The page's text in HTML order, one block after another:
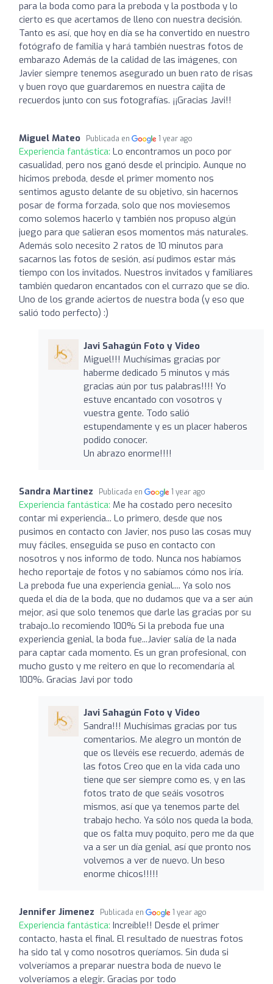
para la boda como para la preboda y la postboda y lo
cierto es que acertamos de lleno con nuestra decisión.
Tanto es así, que hoy en día se ha convertido en nuestro
fotógrafo de familia y hará también nuestras fotos de
embarazo Además de la calidad de las imágenes, con
Javier siempre tenemos asegurado un buen rato de risas
y buen royo que guardaremos en nuestra cajita de
recuerdos junto con sus fotografías. ¡¡Gracias Javi!!
Miguel Mateo Publicada en 1 year ago
Experiencia fantástica: Lo encontramos un poco por
casualidad, pero nos ganó desde el principio. Aunque no
hicimos preboda, desde el primer momento nos
sentimos agusto delante de su objetivo, sin hacernos
posar de forma forzada, solo que nos moviesemos
como solemos hacerlo y también nos propuso algún
juego para que salieran esos momentos más naturales.
Además solo necesito 2 ratos de 10 minutos para
sacarnos las fotos de sesión, así pudimos estar más
tiempo con los invitados. Nuestros invitados y familiares
también quedaron encantados con el currazo que se dio.
Uno de los grande aciertos de nuestra boda (y eso que
salió todo perfecto) :)
Javi Sahagún Foto y Video
Miguel!!! Muchísimas gracias por
haberme dedicado 5 minutos y más
gracias aún por tus palabras!!!! Yo
estuve encantado con vosotros y
vuestra gente. Todo salió
estupendamente y es un placer haberos
podido conocer.
Un abrazo enorme!!!!
Sandra Martinez Publicada en 1 year ago
Experiencia fantástica: Me ha costado pero necesito
contar mi experiencia... Lo primero, desde que nos
pusimos en contacto con Javier, nos puso las cosas muy
muy fáciles, enseguida se puso en contacto con
nosotros y nos informo de todo. Nunca nos habíamos
hecho reportaje de fotos y no sabíamos cómo nos iría.
La preboda fue una experiencia genial.... Ya solo nos
queda el día de la boda, que no dudamos que va a ser aún
mejor, asi que solo tenemos que darle las gracias por su
trabajo..lo recomiendo 100% Si la preboda fue una
experiencia genial, la boda fue...Javier salía de la nada
para captar cada momento. Es un gran profesional, con
mucho gusto y me reitero en que lo recomendaría al
100%. Gracias Javi por todo
Javi Sahagún Foto y Video
Sandra!!! Muchísimas gracias por tus
comentarios. Me alegro un montón de
que os llevéis ese recuerdo, además de
las fotos Creo que en la vida cada uno
tiene que ser siempre como es, y en las
fotos trato de que seáis vosotros
mismos, así que ya tenemos parte del
trabajo hecho. Ya sólo nos queda la boda,
que os falta muy poquito, pero me da que
va a ser un día genial, así que pronto nos
volvemos a ver de nuevo. Un beso
enorme chicos!!!!!
Jennifer Jimenez Publicada en 1 year ago
Experiencia fantástica: Increíble!! Desde el primer
contacto, hasta el final. El resultado de nuestras fotos
ha sido tal y como nosotros queríamos. Sin duda si
volveríamos a preparar nuestra boda de nuevo le
volveríamos a elegir. Gracias por todo